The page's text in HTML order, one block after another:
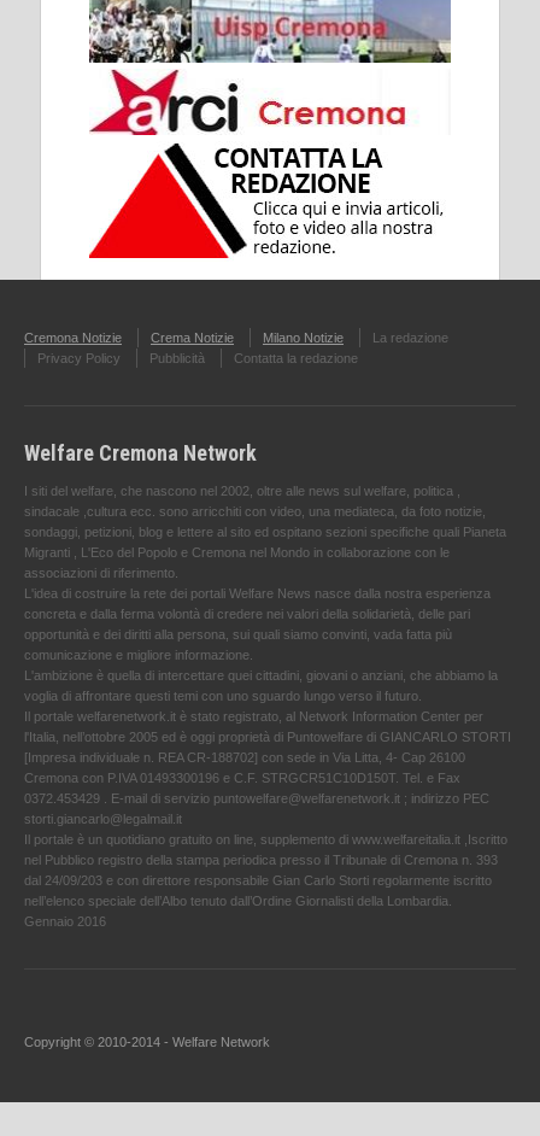
Cremona Notizie Crema Notizie Milano Notizie
La redazione
Privacy Policy
Pubblicità Contatta la redazione
Welfare Cremona Network
I siti del welfare, che nascono nel 2002, oltre alle news sul welfare, politica ,
sindacale ,cultura ecc. sono arricchiti con video, una mediateca, da foto notizie,
sondaggi, petizioni, blog e lettere al sito ed ospitano sezioni specifiche quali Pianeta
Migranti , L'Eco del Popolo e Cremona nel Mondo in collaborazione con le
associazioni di riferimento.
L'idea di costruire la rete dei portali Welfare News nasce dalla nostra esperienza
concreta e dalla ferma volontà di credere nei valori della solidarietà, delle pari
opportunità e dei diritti alla persona, sui quali siamo convinti, vada fatta più
comunicazione e migliore informazione.
L'ambizione è quella di intercettare quei cittadini, giovani o anziani, che abbiamo la
voglia di affrontare questi temi con uno sguardo lungo verso il futuro.
Il portale welfarenetwork.it è stato registrato, al Network Information Center per
l'Italia, nell’ottobre 2005 ed è oggi proprietà di Puntowelfare di GIANCARLO STORTI
[Impresa individuale n. REA CR-188702] con sede in Via Litta, 4- Cap 26100
Cremona con P.IVA 01493300196 e C.F. STRGCR51C10D150T. Tel. e Fax
0372.453429 . E-mail di servizio puntowelfare@welfarenetwork.it ; indirizzo PEC
storti.giancarlo@legalmail.it
Il portale è un quotidiano gratuito on line, supplemento di www.welfareitalia.it ,Iscritto
nel Pubblico registro della stampa periodica presso il Tribunale di Cremona n. 393
dal 24/09/203 e con direttore responsabile Gian Carlo Storti regolarmente iscritto
nell’elenco speciale dell’Albo tenuto dall’Ordine Giornalisti della Lombardia.
Gennaio 2016
Copyright © 2010-2014 - Welfare Network